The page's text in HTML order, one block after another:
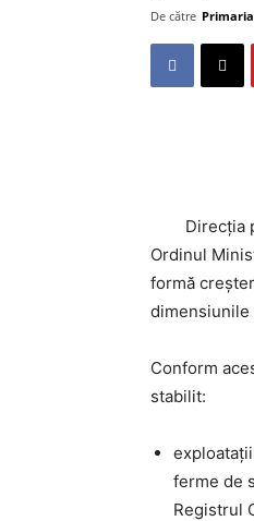
De către
Direcţia
Ordinul
formă
Conform
stabilit:
ferme de
Registrul